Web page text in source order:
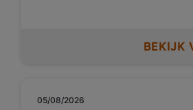
BEKIJK
05/08/2026